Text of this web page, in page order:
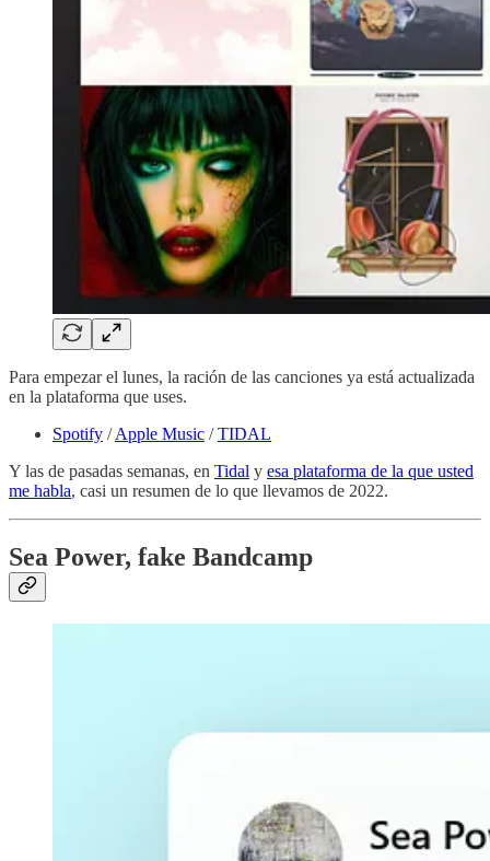
Para empezar el lunes, la ración de las canciones ya está actualizada
en la plataforma que uses.
Spotify /Apple Music /TIDAL
Y las de pasadas semanas, en Tidal y esa plataforma de la que usted
me habla, casi un resumen de lo que llevamos de 2022.
Sea Power, fake Bandcamp